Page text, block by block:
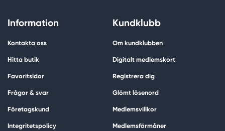
Information
Kontakta oss
Hitta butik
Favoritsidor
Frågor & svar
Företagskund
Integritetspolicy
Kundklubb
Om kundklubben
Digitalt medlemskort
Registrera dig
Glömt lösenord
Medlemsvillkor
Medlemsförmåner